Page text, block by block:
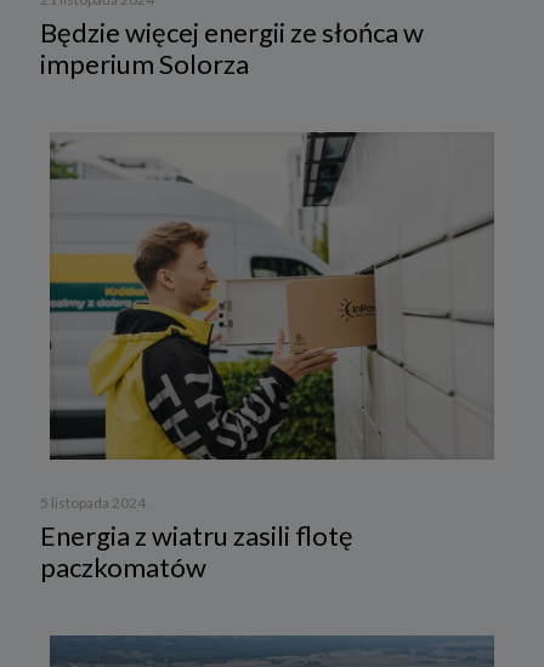
Będzie więcej energii ze słońca w
imperium Solorza
5 listopada 2024
Energia z wiatru zasili flotę
paczkomatów